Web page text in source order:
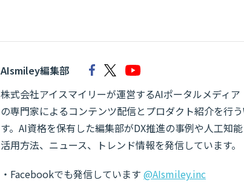
AIsmiley編集部
株式会社アイスマイリーが運営するAIポータルメディ
の専門家によるコンテンツ配信とプロダクト紹介を行
す。AI資格を保有した編集部がDX推進の事例や人工知
活用方法、ニュース、トレンド情報を発信しています。
・Facebookでも発信しています @AIsmiley.inc